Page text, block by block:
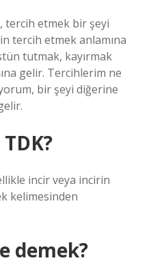
tercih etmek bir şeyi
tercih etmek anlamına
tutmak, kayırmak
gelir. Tercihlerim ne
bir şeyi diğerine
incir veya incirin
kelimesinden
demek?